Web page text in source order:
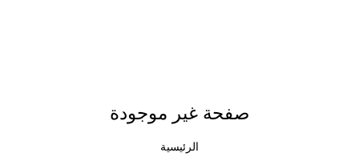
صفحة غير موجودة
الرئيسية